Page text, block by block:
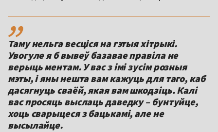
,,
Таму нельга весціся на гэтыя хітрыкі.
Увогуле я б вывеў базавае правіла не
верыць ментам. У вас з імі зусім розныя
мэты, і яны нешта вам кажуць для таго, каб
дасягнуць сваёй, якая вам шкодзіць. Калі
вас просяць выслаць даведку – бунтуйце,
хоць сварыцеся з бацькамі, але не
высылайце.